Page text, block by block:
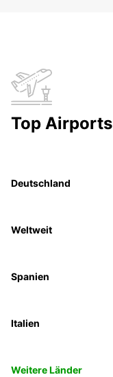
Top Airports
Deutschland
Weltweit
Spanien
Italien
Weitere Länder